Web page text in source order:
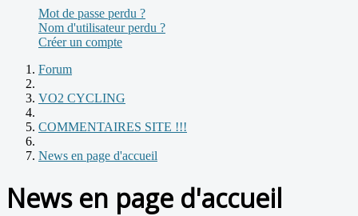
Mot de passe perdu ?
Nom d'utilisateur perdu ?
Créer un compte
Forum
VO2 CYCLING
COMMENTAIRES SITE !!!
News en page d'accueil
News en page d'accueil